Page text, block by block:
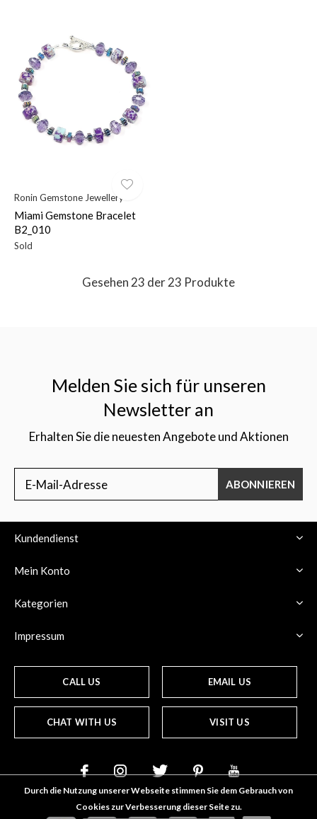
Ronin Gemstone Jewellery
Miami Gemstone Bracelet
B2_010
Sold
Gesehen 23 der 23 Produkte
Melden Sie sich für unseren
Newsletter an
Erhalten Sie die neuesten Angebote und Aktionen
ABONNIEREN
Kundendienst
Mein Konto
Kategorien
Impressum
CALL US EMAIL US
CHAT WITH US VISIT US
Durch die Nutzung unserer Webseite stimmen Sie dem Gebrauch von
Cookies zur Verbesserung dieser Seite zu.